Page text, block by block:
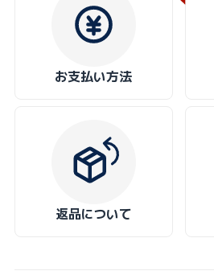
お支払い方法
返品について